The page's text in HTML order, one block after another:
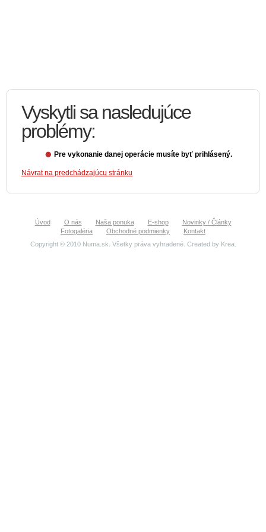
Vyskytli sa nasledujúce
problémy:
Pre vykonanie danej operácie musíte byť prihlásený.
Návrat na predchádzajúcu stránku
Úvod O nás Naša ponuka E-shop
Novinky / Články
Fotogaléria
Obchodné podmienky
Kontakt
Copyright © 2010 Numa.sk. Všetky práva vyhradené. Created by Krea.